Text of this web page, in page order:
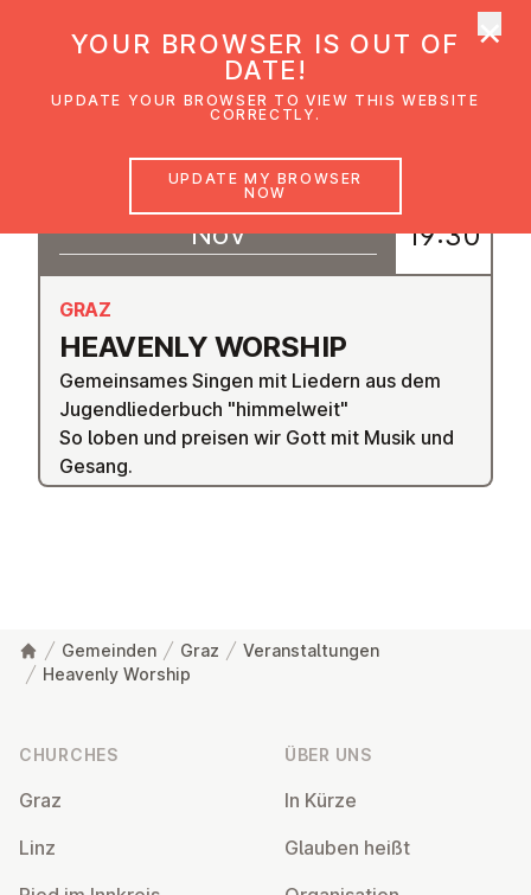
HEAVENLY WORSHIP
GRAZ
Gemeinsames Singen mit Liedern aus dem
Jugendliederbuch "himmelweit"
So loben und preisen wir Gott mit Musik und
Gesang.
20
Nov 19:30
Gemeinden Graz
Veranstaltungen
Heavenly Worship
CHURCHES
Graz
Linz
ÜBER UNS
In Kürze
Glauben heißt
YOUR BROWSER IS OUT OF
DATE!
UPDATE YOUR BROWSER TO VIEW THIS WEBSITE
CORRECTLY.
UPDATE MY BROWSER
NOW
×